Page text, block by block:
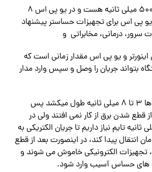
زمان تاخیر در اینورتر ۵۰۰ میلی ثانیه هست و در یو پی اس ۸
یو پی اس برای تجهیزات حساستر پیشنهاد
سرور، درمانی، مخابراتی و
اینورتر و یو پی اس مقدار زمانی است که
بتواند جریان را وصل و سپس وارد مدار
این کار در یو پی اس ها ۳ تا ۸ میلی ثانیه طول میکشد پس
قطع شدن برق از کار نمی افتند ولی در
۲۵ تا ۵۰۰ میلی ثانیه تایم نیاز داریم تا جریان الکتریکی به
انتقال پیدا کند، در اینصورت بعد از قطع
تجهیزات الکترونیکی خاموش می شوند و
های حساس آسیب وارد شود.